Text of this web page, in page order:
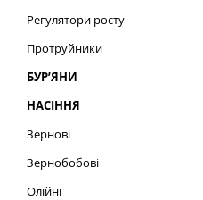
Регулятори росту
Протруйники
БУР’ЯНИ
НАСІННЯ
Зернові
Зернобобові
Олійні